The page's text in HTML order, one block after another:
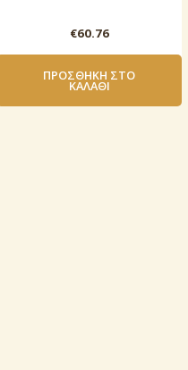
€60.76
ΠΡΟΣΘΉΚΗ ΣΤΟ
ΚΑΛΆΘΙ